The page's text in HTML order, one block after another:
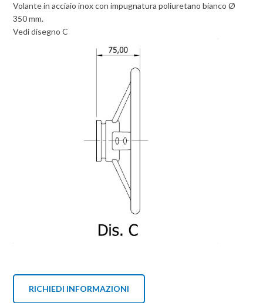
Volante in acciaio inox con impugnatura poliuretano bianco Ø
350 mm.
Vedi disegno C
RICHIEDI INFORMAZIONI